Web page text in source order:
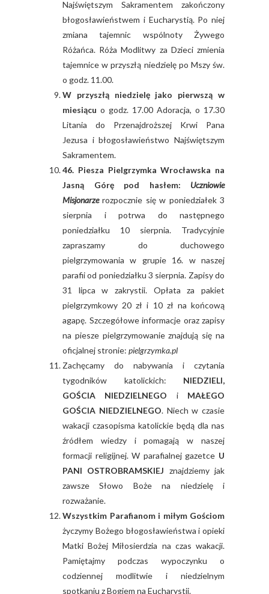
Najświętszym Sakramentem zakończony
błogosławieństwem i Eucharystią. Po niej
zmiana tajemnic wspólnoty Żywego
Różańca. Róża Modlitwy za Dzieci zmienia
tajemnice w przyszłą niedzielę po Mszy św.
o godz. 11.00.
W przyszłą niedzielę jako pierwszą w
miesiącu o godz. 17.00 Adoracja, o 17.30
Litania do Przenajdroższej Krwi Pana
Jezusa i błogosławieństwo Najświętszym
Sakramentem.
46. Piesza Pielgrzymka Wrocławska na
Jasną Górę pod hasłem: Uczniowie
Misjonarze rozpocznie się w poniedziałek 3
sierpnia i potrwa do następnego
poniedziałku 10 sierpnia. Tradycyjnie
zapraszamy do duchowego
pielgrzymowania w grupie 16. w naszej
parafii od poniedziałku 3 sierpnia. Zapisy do
31 lipca w zakrystii. Opłata za pakiet
pielgrzymkowy 20 zł i 10 zł na końcową
agapę. Szczegółowe informacje oraz zapisy
na piesze pielgrzymowanie znajdują się na
oficjalnej stronie: pielgrzymka.pl
Zachęcamy do nabywania i czytania
tygodników katolickich: NIEDZIELI,
GOŚCIA NIEDZIELNEGO i MAŁEGO
GOŚCIA NIEDZIELNEGO. Niech w czasie
wakacji czasopisma katolickie będą dla nas
źródłem wiedzy i pomagają w naszej
formacji religijnej. W parafialnej gazetce U
PANI OSTROBRAMSKIEJ znajdziemy jak
zawsze Słowo Boże na niedzielę i
rozważanie.
Wszystkim Parafianom i miłym Gościom
życzymy Bożego błogosławieństwa i opieki
Matki Bożej Miłosierdzia na czas wakacji.
Pamiętajmy podczas wypoczynku o
codziennej modlitwie i niedzielnym
spotkaniu z Bogiem na Eucharystii.